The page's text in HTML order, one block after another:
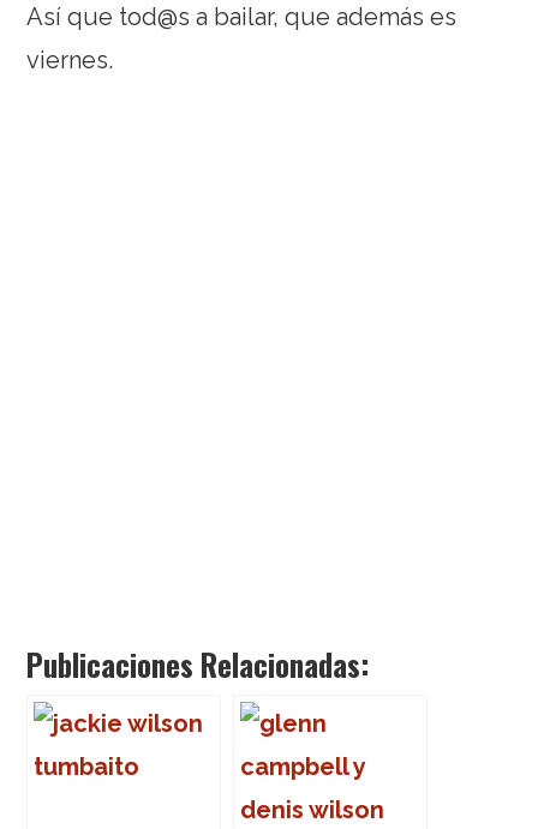
Así que tod@s a bailar, que además es
viernes.
Publicaciones Relacionadas: